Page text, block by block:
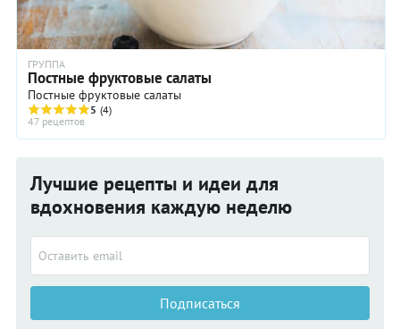
ГРУППА
Постные фруктовые салаты
Постные фруктовые салаты
5 (4)
47 рецептов
Лучшие рецепты и идеи для
вдохновения каждую неделю
Подписаться